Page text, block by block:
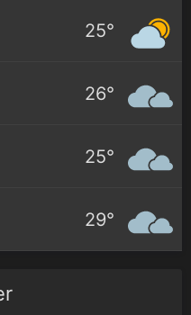
25°
26°
25°
29°